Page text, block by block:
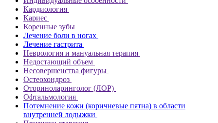
Кардиология
Кариес
Коренные зубы
Лечение боли в ногах
Лечение гастрита
Неврология и мануальная терапия
Недостающий объем
Несовершенства фигуры
Остеохондроз
Оториноларинголог (ЛОР)
Офтальмология
Потемнение кожи (коричневые пятна) в области
внутренней лодыжки